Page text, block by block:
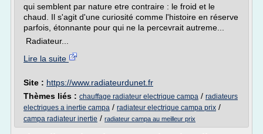
qui semblent par nature etre contraire : le froid et le
chaud. Il s'agit d'une curiosité comme l'histoire en réserve
parfois, étonnante pour qui ne la percevrait autreme...
Radiateur...
Lire la suite
Site : https://www.radiateurdunet.fr
Thèmes liés : chauffage radiateur electrique campa / radiateurs
electriques a inertie campa / radiateur electrique campa prix /
campa radiateur inertie / radiateur campa au meilleur prix